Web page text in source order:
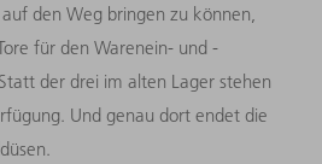
den Weg bringen zu können,
für den Warenein- und -
der drei im alten Lager stehen
Und genau dort endet die